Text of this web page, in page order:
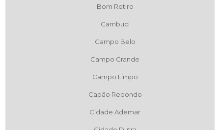
Bom Retiro
Cambuci
Campo Belo
Campo Grande
Campo Limpo
Capão Redondo
Cidade Ademar